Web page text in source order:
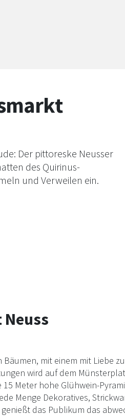
Der pittoreske Neusser
des Quirinus-
und Verweilen ein.
mit einem mit Liebe
wird auf dem
Meter hohe Glühwein-
Menge Dekoratives,
das Publikum das